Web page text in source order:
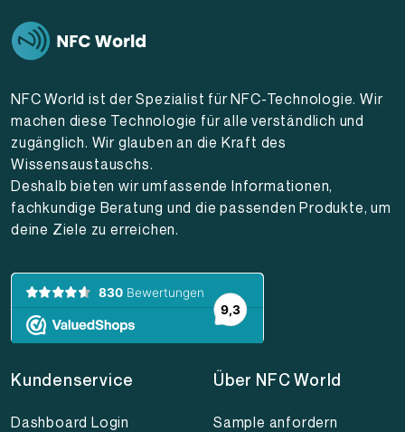
NFC World ist der Spezialist für NFC-Technologie. Wir
machen diese Technologie für alle verständlich und
zugänglich. Wir glauben an die Kraft des
Wissensaustauschs.
Deshalb bieten wir umfassende Informationen,
fachkundige Beratung und die passenden Produkte, um
deine Ziele zu erreichen.
Kundenservice
Dashboard Login
Über NFC World
Sample anfordern